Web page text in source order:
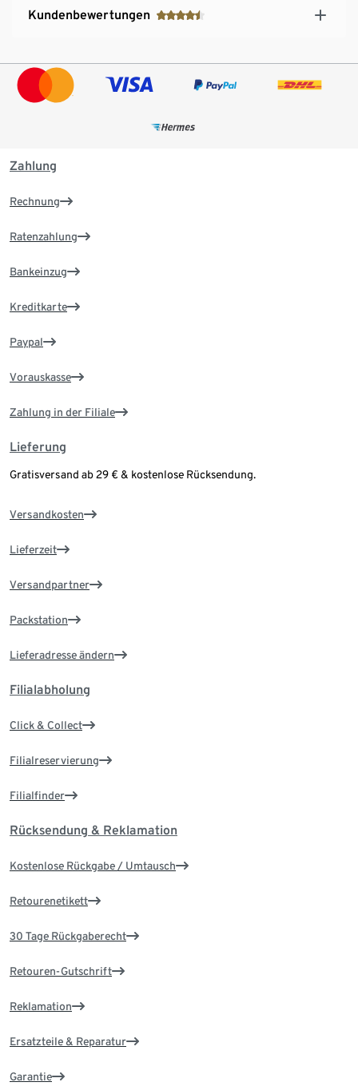
Kundenbewertungen
Zahlung
Rechnung
Ratenzahlung
Bankeinzug
Kreditkarte
Paypal
Vorauskasse
Zahlung in der Filiale
Lieferung
Gratisversand ab 29 € & kostenlose Rücksendung.
Versandkosten
Lieferzeit
Versandpartner
Packstation
Lieferadresse ändern
Filialabholung
Click & Collect
Filialreservierung
Filialfinder
Rücksendung & Reklamation
Kostenlose Rückgabe / Umtausch
Retourenetikett
30 Tage Rückgaberecht
Retouren-Gutschrift
Reklamation
Ersatzteile & Reparatur
Garantie